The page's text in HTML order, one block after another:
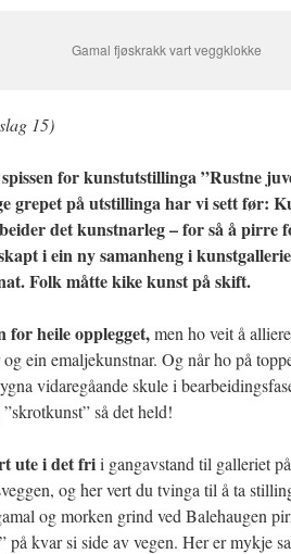
Gamal fjøskrakk vart veggklokke
15)
for kunstutstillinga ”Rustne
grepet på utstillinga har vi sett før:
det kunstnarleg – for så å pirre
i ein ny samanheng i
Folk måtte kike kunst på skift.
for heile opplegget,men ho veit å
ein emaljekunstnar. Og når ho på
vidaregåande skule i
så det held!
ute i det frii gangavstand til galleriet
og her vert du tvinga til å ta
og morken grind ved Balehaugen
på kvar si side av vegen. Her er mykje